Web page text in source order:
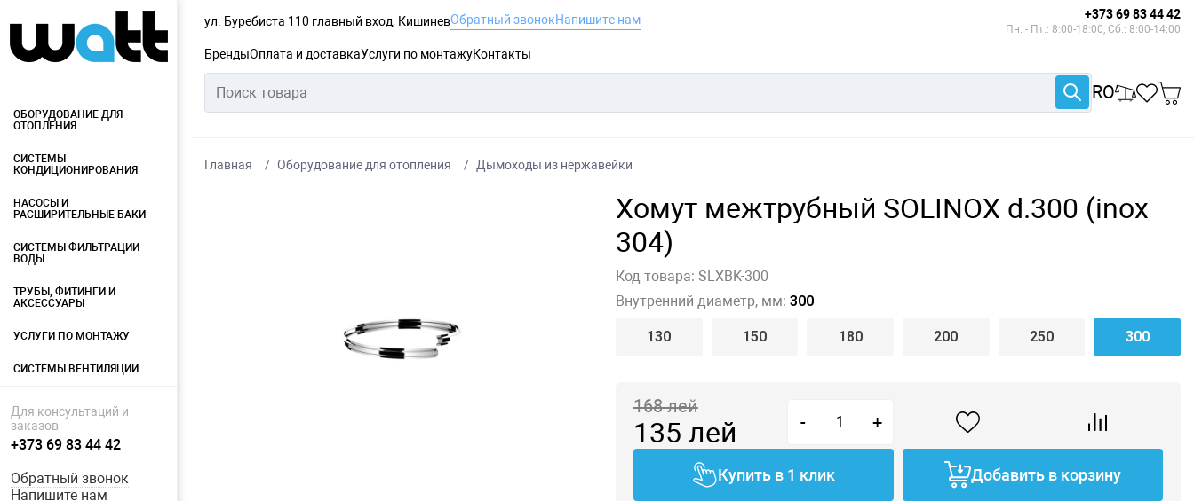
ул. Буребиста 110 главный вход, КишиневОбратный звонокНапишите нам +373 69 83 44 42
Пн. - Пт.: 8:00-18:00, Сб.: 8:00-14:00
БрендыОплата и доставкаУслуги по монтажуКонтакты
RO
ОБОРУДОВАНИЕ ДЛЯ
ОТОПЛЕНИЯ
СИСТЕМЫ
КОНДИЦИОНИРОВАНИЯ
НАСОСЫ И
РАСШИРИТЕЛЬНЫЕ БАКИ
СИСТЕМЫ ФИЛЬТРАЦИИ
ВОДЫ
ТРУБЫ, ФИТИНГИ И
АКСЕССУАРЫ
УСЛУГИ ПО МОНТАЖУ
СИСТЕМЫ ВЕНТИЛЯЦИИ
Для консультаций и
заказов
+373 69 83 44 42
Обратный звонок
Напишите нам
Главная Оборудование для отопления Дымоходы из нержавейки
Хомут межтрубный SOLINOX d.300 (inox
304)
Код товара: SLXBK-300
Внутренний диаметр, мм: 300
130 150 180 200 250 300
168лей
135 лей - +
Купить в 1 клик Добавить в корзину